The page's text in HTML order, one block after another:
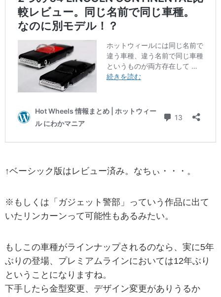
↑ベーシック版はレビュー済み。なちぃ・・・。
※もしくは「ガジェット警部」っていう作品に出て
いたリンカーンって可能性もあるみたい。
もしこの車種がラインナップされるのなら、実に5年
ぶりの登場、プレミアムラインにおいては12年ぶり
ということになりますね。
下手したら金型変更、デザイン変更がありうるか